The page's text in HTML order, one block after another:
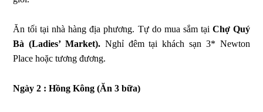
Ăn tối tại nhà hàng địa phương. Tự do mua sắm tại Chợ Quý
Bà (Ladies’ Market). Nghỉ đêm tại khách sạn 3* Newton
Place hoặc tương đương.
Ngày 2 : Hồng Kông (Ăn 3 bữa)